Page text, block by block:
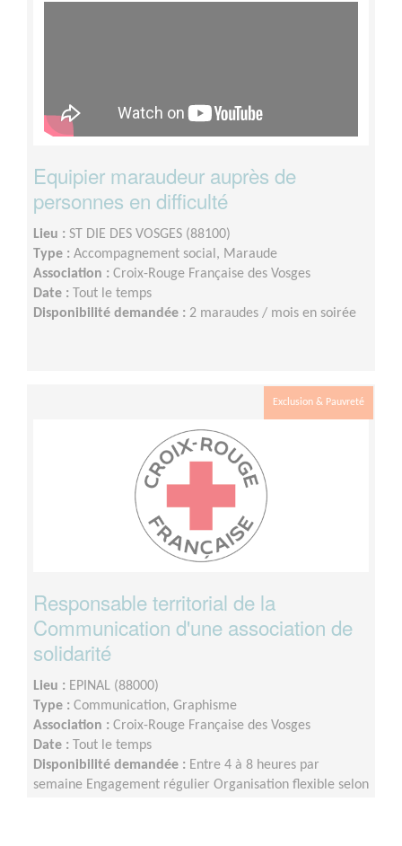
Equipier maraudeur auprès de
personnes en difficulté
Lieu : ST DIE DES VOSGES (88100)
Type : Accompagnement social, Maraude
Association : Croix-Rouge Française des Vosges
Date : Tout le temps
Disponibilité demandée : 2 maraudes / mois en soirée
Exclusion & Pauvreté
Responsable territorial de la
Communication d'une association de
solidarité
Lieu : EPINAL (88000)
Type : Communication, Graphisme
Association : Croix-Rouge Française des Vosges
Date : Tout le temps
Disponibilité demandée : Entre 4 à 8 heures par
semaine Engagement régulier Organisation flexible selon